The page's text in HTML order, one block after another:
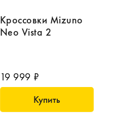
Кроссовки Mizuno
Neo Vista 2
19 999 ₽
Купить